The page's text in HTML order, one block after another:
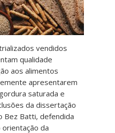
vendidos
qualidade
aos alimentos
apresentarem
saturada e
da dissertação
Bez Batti, defendida
da